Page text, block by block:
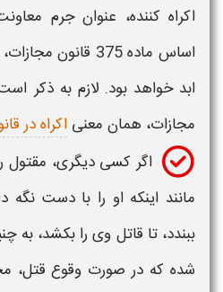
اکراه کننده، عنوانجرم
اساس ماده 375
ابد خواهد بود. لازم به ذکر
مجازات، همان معنی اکراه در
اگر کسی دیگری، مقتول
مانند اینکه او را با دست نگه
ببندد، تا قاتل وی را بکشد،
شده که در صورت وقوع قتل،